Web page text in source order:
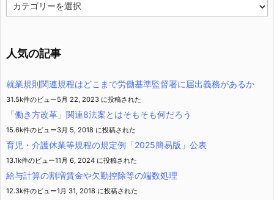
テ
ー
人気の記事
就業規則関連規程はどこまで労働基準監督署に届出義務があるか
31.5k件のビュー5月 22, 2023 に投稿された
「働き方改革」関連8法案とはそもそも何だろう
15.6k件のビュー3月 5, 2018 に投稿された
育児・介護休業等規程の規定例「2025簡易版」公表
13.1k件のビュー11月 6, 2024 に投稿された
給与計算の割増賃金や欠勤控除等の端数処理
12.3k件のビュー1月 31, 2018 に投稿された